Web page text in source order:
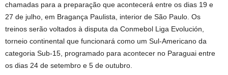
chamadas para a preparação que acontecerá entre os dias 19 e
27 de julho, em Bragança Paulista, interior de São Paulo. Os
treinos serão voltados à disputa da Conmebol Liga Evolución,
torneio continental que funcionará como um Sul-Americano da
categoria Sub-15, programado para acontecer no Paraguai entre
os dias 24 de setembro e 5 de outubro.